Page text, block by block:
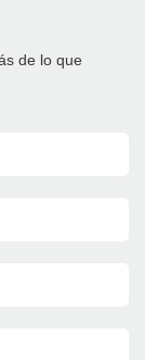
de lo que